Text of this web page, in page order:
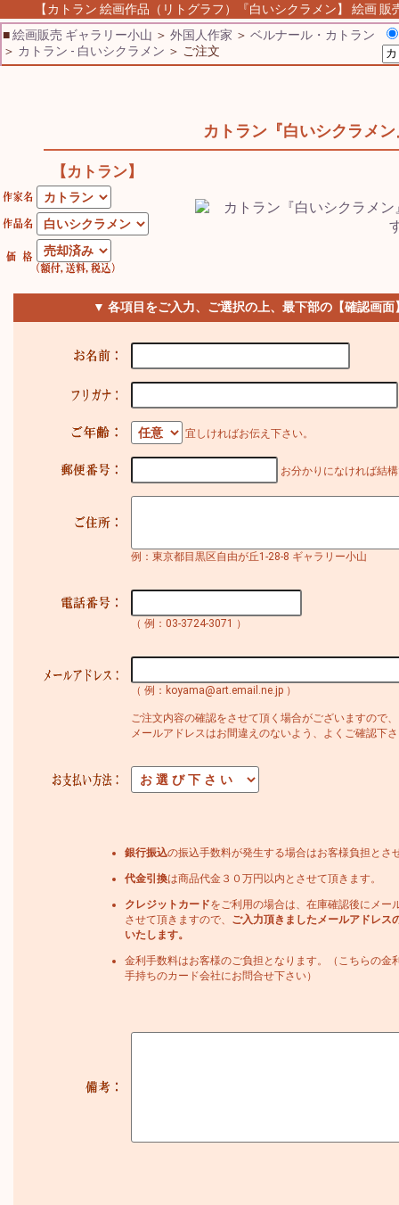
【カトラン 絵画作品（リトグラフ）『白いシクラメン】 絵画 販
■絵画販売 ギャラリー小山 ＞ 外国人作家 ＞ ベルナール・カトラン
＞ カトラン - 白いシクラメン ＞ ご注文
カトラン『白いシクラメン
【カトラン】
▼ 各項目をご入力、ご選択の上、最下部の【確認画
宜しければお伝え下さい。
お分かりになければ結
例：東京都目黒区自由が丘1-28-8 ギャラリー小山
（ 例：03-3724-3071 ）
（ 例：koyama@art.email.ne.jp ）
ご注文内容の確認をさせて頂く場合がございますので、
メールアドレスはお間違えのないよう、よくご確認下
銀行振込の振込手数料が発生する場合はお客様負担とさ
代金引換は商品代金３０万円以内とさせて頂きます。
クレジットカードをご利用の場合は、在庫確認後にメー
させて頂きますので、
ご入力頂きましたメールアドレス
いたします。
金利手数料はお客様のご負担となります。（こちらの金
手持ちのカード会社にお問合せ下さい）